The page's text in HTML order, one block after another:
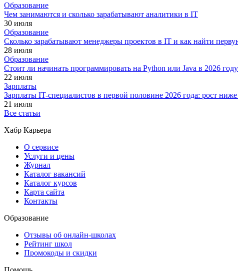
Образование
Чем занимаются и сколько зарабатывают аналитики в IT
30 июля
Образование
Сколько зарабатывают менеджеры проектов в IT и как найти
28 июля
Образование
Стоит ли начинать программировать на Python или Java в 2026
22 июля
Зарплаты
Зарплаты IT-специалистов в первой половине 2026 года: рост
21 июля
Все статьи
Хабр Карьера
О сервисе
Услуги и цены
Журнал
Каталог вакансий
Каталог курсов
Карта сайта
Контакты
Образование
Отзывы об онлайн-школах
Рейтинг школ
Промокоды и скидки